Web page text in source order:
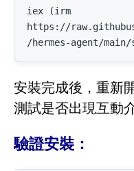
iex (irm
https://
/hermes-agent/
安裝完成後，重新
測試是否出現互動介
驗證安裝：